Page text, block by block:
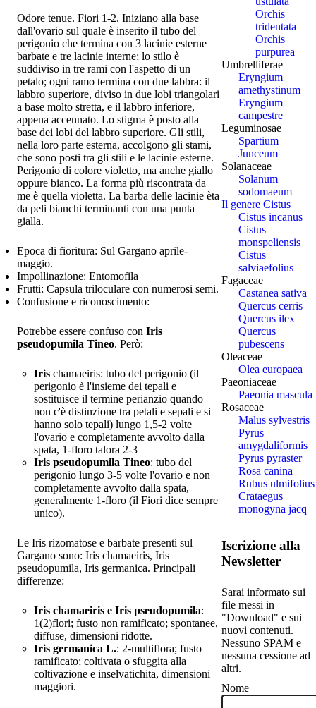
Odore tenue. Fiori 1-2. Iniziano alla base
dall'ovario sul quale è inserito il tubo del
perigonio che termina con 3 lacinie esterne
barbate e tre lacinie interne; lo stilo è
suddiviso in tre rami con l'aspetto di un
petalo; ogni ramo termina con due labbra: il
labbro superiore, diviso in due lobi triangolari
a base molto stretta, e il labbro inferiore,
appena accennato. Lo stigma è posto alla
base dei lobi del labbro superiore. Gli stili,
nella loro parte esterna, accolgono gli stami,
che sono posti tra gli stili e le lacinie esterne.
Perigonio di colore violetto, ma anche giallo
oppure bianco. La forma più riscontrata da
me è quella violetta. La barba delle lacinie èta
da peli bianchi terminanti con una punta
gialla.
Epoca di fioritura: Sul Gargano aprile-
maggio.
Impollinazione: Entomofila
Frutti: Capsula triloculare con numerosi semi.
Confusione e riconoscimento:
Potrebbe essere confuso con Iris
pseudopumila Tineo. Però:
Iris chamaeiris: tubo del perigonio (il
perigonio è l'insieme dei tepali e
sostituisce il termine perianzio quando
non c'è distinzione tra petali e sepali e si
hanno solo tepali) lungo 1,5-2 volte
l'ovario e completamente avvolto dalla
spata, 1-floro talora 2-3
Iris pseudopumila Tineo: tubo del
perigonio lungo 3-5 volte l'ovario e non
completamente avvolto dalla spata,
generalmente 1-floro (il Fiori dice sempre
unico).
Le Iris rizomatose e barbate presenti sul
Gargano sono: Iris chamaeiris, Iris
pseudopumila, Iris germanica. Principali
differenze:
Iris chamaeiris e Iris pseudopumila:
1(2)flori; fusto non ramificato; spontanee,
diffuse, dimensioni ridotte.
Iris germanica L.: 2-multiflora; fusto
ramificato; coltivata o sfuggita alla
coltivazione e inselvatichita, dimensioni
maggiori.
Orchis
tridentata
Orchis
purpurea
Umbrelliferae
Eryngium
amethystinum
Eryngium
campestre
Leguminosae
Spartium
Junceum
Solanaceae
Solanum
sodomaeum
Il genere Cistus
Cistus incanus
Cistus
monspeliensis
Cistus
salviaefolius
Fagaceae
Castanea sativa
Quercus cerris
Quercus ilex
Quercus
pubescens
Oleaceae
Olea europaea
Paeoniaceae
Paeonia mascula
Rosaceae
Malus sylvestris
Pyrus
amygdaliformis
Pyrus pyraster
Rosa canina
Rubus ulmifolius
Crataegus
monogyna jacq
Iscrizione alla
Newsletter
Sarai informato sui
file messi in
"Download" e sui
nuovi contenuti.
Nessuno SPAM e
nessuna cessione ad
altri.
Nome